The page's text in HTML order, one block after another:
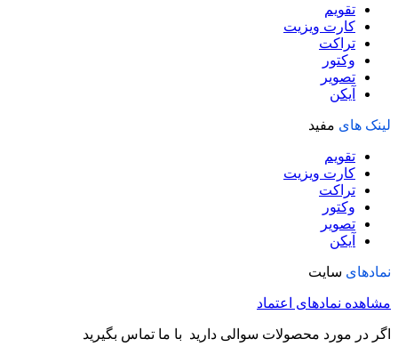
تقویم
کارت ویزیت
تراکت
وکتور
تصویر
آیکن
لینک های مفید
تقویم
کارت ویزیت
تراکت
وکتور
تصویر
آیکن
نمادهای سایت
مشاهده نمادهای اعتماد
اگر در مورد محصولات سوالی دارید با ما تماس بگیرید